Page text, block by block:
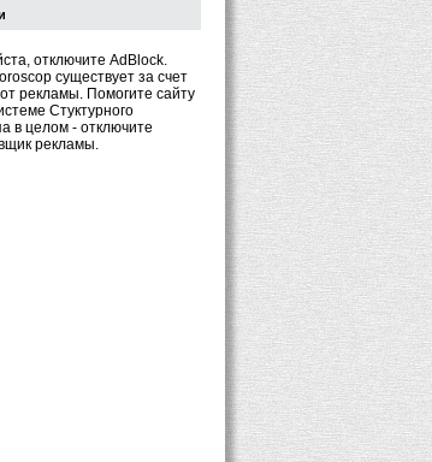
отключите AdBlock.
существует за счет
рекламы. Помогите сайту
Стуктурного
в целом - отключите
рекламы.